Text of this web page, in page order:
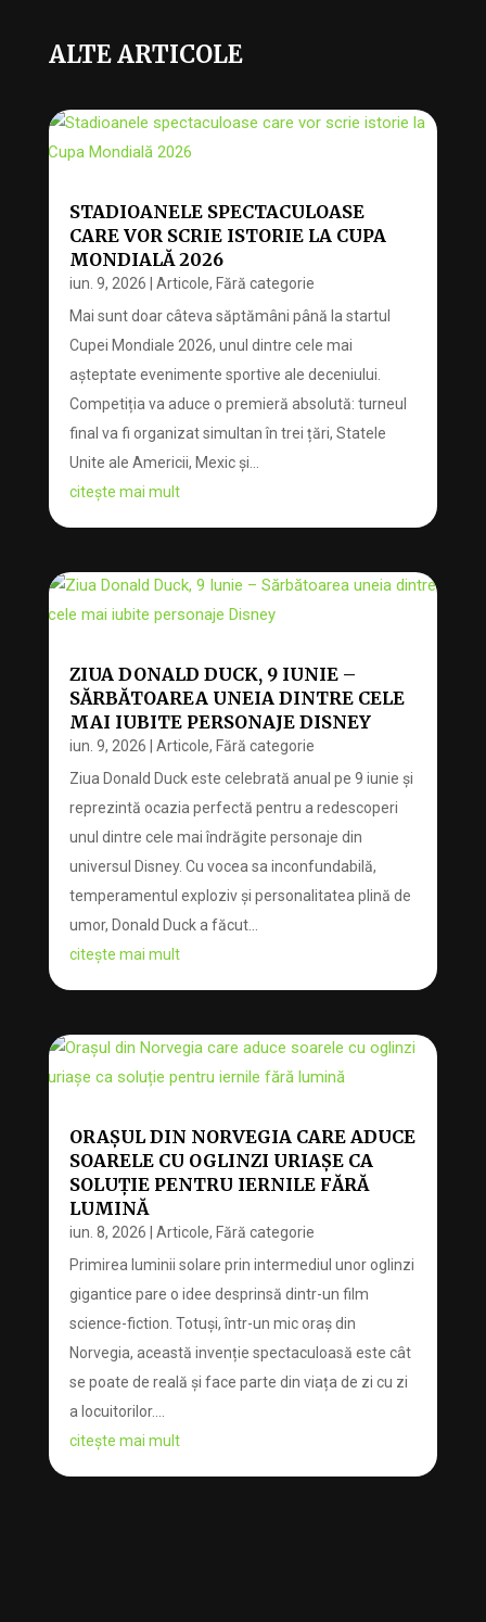
ALTE ARTICOLE
STADIOANELE SPECTACULOASE
CARE VOR SCRIE ISTORIE LA CUPA
MONDIALĂ 2026
iun. 9, 2026 Articole, Fără categorie
Mai sunt doar câteva săptămâni până la startul
Cupei Mondiale 2026, unul dintre cele mai
așteptate evenimente sportive ale deceniului.
Competiția va aduce o premieră absolută: turneul
final va fi organizat simultan în trei țări, Statele
Unite ale Americii, Mexic și...
citește mai mult
ZIUA DONALD DUCK, 9 IUNIE –
SĂRBĂTOAREA UNEIA DINTRE CELE
MAI IUBITE PERSONAJE DISNEY
iun. 9, 2026 Articole, Fără categorie
Ziua Donald Duck este celebrată anual pe 9 iunie și
reprezintă ocazia perfectă pentru a redescoperi
unul dintre cele mai îndrăgite personaje din
universul Disney. Cu vocea sa inconfundabilă,
temperamentul exploziv și personalitatea plină de
umor, Donald Duck a făcut...
citește mai mult
ORAȘUL DIN NORVEGIA CARE ADUCE
SOARELE CU OGLINZI URIAȘE CA
SOLUȚIE PENTRU IERNILE FĂRĂ
LUMINĂ
iun. 8, 2026 Articole, Fără categorie
Primirea luminii solare prin intermediul unor oglinzi
gigantice pare o idee desprinsă dintr-un film
science-fiction. Totuși, într-un mic oraș din
Norvegia, această invenție spectaculoasă este cât
se poate de reală și face parte din viața de zi cu zi
a locuitorilor....
citește mai mult